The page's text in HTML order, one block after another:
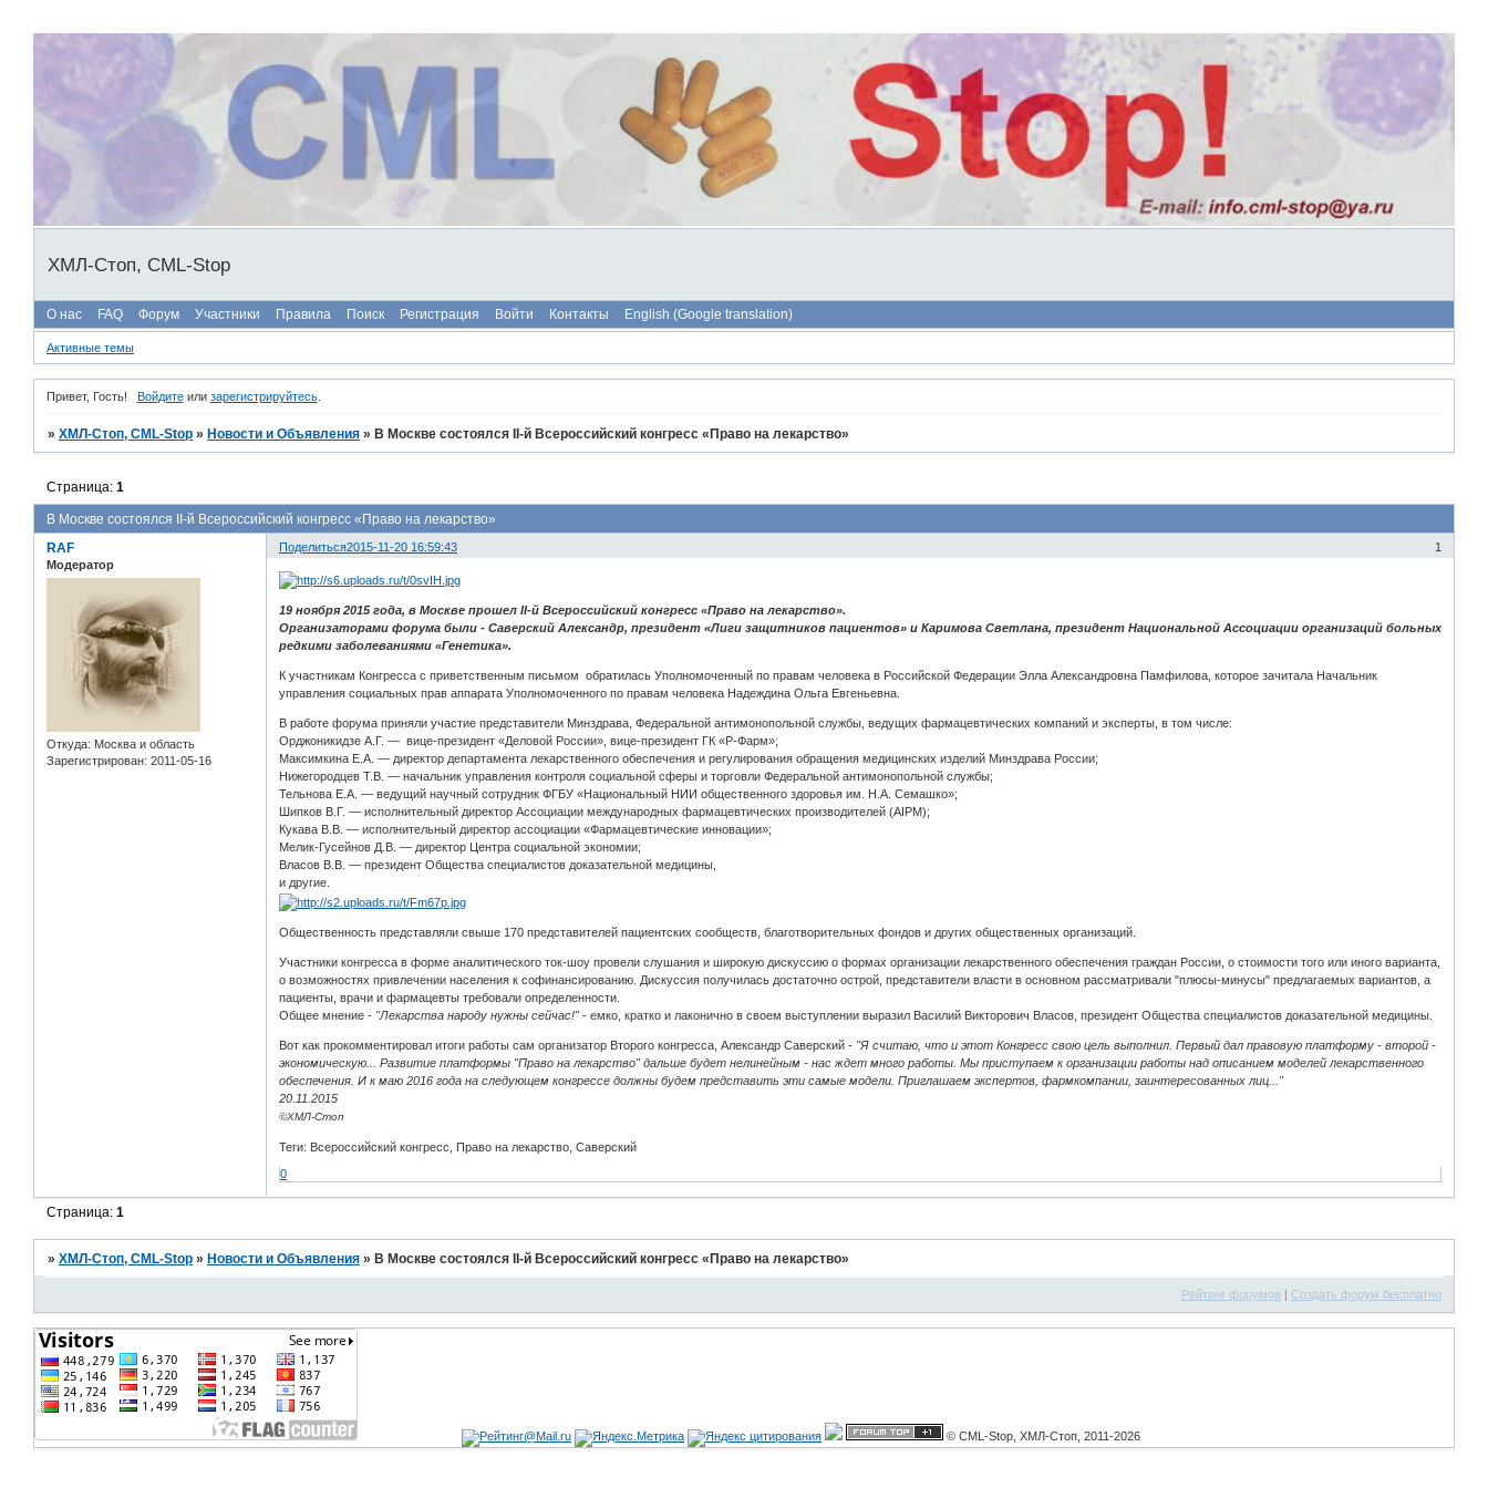
ХМЛ-Стоп, CML-Stop
О нас FAQ Форум Участники Правила Поиск Регистрация Войти Контакты English (Google translation)
Активные темы
Привет, Гость! Войдитеили зарегистрируйтесь.
»ХМЛ-Стоп, CML-Stop »Новости и Объявления »В Москве состоялся II-й Всероссийский конгресс «Право на лекарство»
В Москве состоялся II-й Всероссийский конгресс «Право на лекарство»
Страница:1
Поделиться 1
2015-11-20 16:59:43
RAF
Модератор
Откуда: Москва и область
Зарегистрирован: 2011-05-16
19 ноября 2015 года, в Москве прошел II-й Всероссийский конгресс «Право на лекарство».
Организаторами форума были - Саверский Александр, президент «Лиги защитников пациентов» и Каримова Светлана, президент Национальной Ассоциации организаций больных
редкими заболеваниями «Генетика».
К участникам Конгресса с приветственным письмом обратилась Уполномоченный по правам человека в Российской Федерации Элла Александровна Памфилова, которое зачитала Начальник
управления социальных прав аппарата Уполномоченного по правам человека Надеждина Ольга Евгеньевна.
В работе форума приняли участие представители Минздрава, Федеральной антимонопольной службы, ведущих фармацевтических компаний и эксперты, в том числе:
Орджоникидзе А.Г. — вице-президент «Деловой России», вице-президент ГК «Р-Фарм»;
Максимкина Е.А. — директор департамента лекарственного обеспечения и регулирования обращения медицинских изделий Минздрава России;
Нижегородцев Т.В. — начальник управления контроля социальной сферы и торговли Федеральной антимонопольной службы;
Тельнова Е.А. — ведущий научный сотрудник ФГБУ «Национальный НИИ общественного здоровья им. Н.А. Семашко»;
Шипков В.Г. — исполнительный директор Ассоциации международных фармацевтических производителей (AIPM);
Кукава В.В. — исполнительный директор ассоциации «Фармацевтические инновации»;
Мелик-Гусейнов Д.В. — директор Центра социальной экономии;
Власов В.В. — президент Общества специалистов доказательной медицины,
и другие.
Общественность представляли свыше 170 представителей пациентских сообществ, благотворительных фондов и других общественных организаций.
Участники конгресса в форме аналитического ток-шоу провели слушания и широкую дискуссию о формах организации лекарственного обеспечения граждан России, о стоимости того или иного варианта,
о возможностях привлечении населения к софинансированию. Дискуссия получилась достаточно острой, представители власти в основном рассматривали "плюсы-минусы" предлагаемых вариантов, а
пациенты, врачи и фармацевты требовали определенности.
Общее мнение - "Лекарства народу нужны сейчас!"- емко, кратко и лаконично в своем выступлении выразил Василий Викторович Власов, президент Общества специалистов доказательной медицины.
Вот как прокомментировал итоги работы сам организатор Второго конгресса, Александр Саверский - "Я считаю, что и этот Конгресс свою цель выполнил. Первый дал правовую платформу - второй -
экономическую... Развитие платформы "Право на лекарство" дальше будет нелинейным - нас ждет много работы. Мы приступаем к организации работы над описанием моделей лекарственного
обеспечения. И к маю 2016 года на следующем конгрессе должны будем представить эти самые модели. Приглашаем экспертов, фармкомпании, заинтересованных лиц..."
20.11.2015
©ХМЛ-Стоп
Теги: Всероссийский конгресс, Право на лекарство, Саверский
0
Страница:1
»ХМЛ-Стоп, CML-Stop » Новости и Объявления » В Москве состоялся II-й Всероссийский конгресс «Право на лекарство»
Рейтинг форумов | Создать форум бесплатно
© CML-Stop, ХМЛ-Стоп, 2011-2026